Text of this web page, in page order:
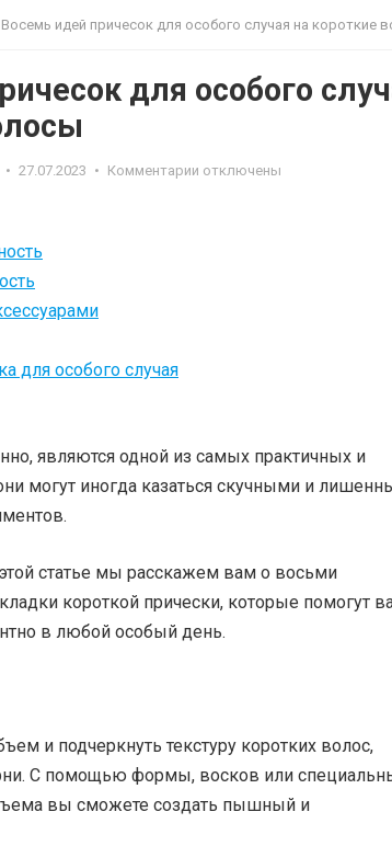
Восемь идей причесок для особого случая на короткие
для особого
• 27.07.2023 • Комментарии отключены
для особого случая
являются одной из самых практичных и
могут иногда казаться скучными и
статье мы расскажем вам о восьми
короткой прически, которые помогут
в любой особый день.
и подчеркнуть текстуру коротких волос,
С помощью формы, восков или
вы сможете создать пышный и